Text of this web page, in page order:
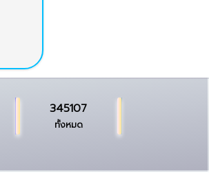
ทั้งหมด
345107